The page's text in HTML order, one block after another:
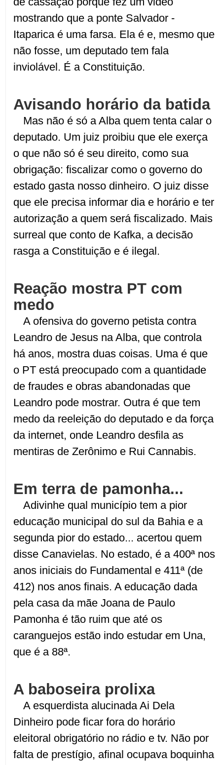
mostrando que a ponte Salvador -
Itaparica é uma farsa. Ela é e, mesmo que
não fosse, um deputado tem fala
inviolável. É a Constituição.
Avisando horário da batida
Mas não é só a Alba quem tenta calar o
deputado. Um juiz proibiu que ele exerça
o que não só é seu direito, como sua
obrigação: fiscalizar como o governo do
estado gasta nosso dinheiro. O juiz disse
que ele precisa informar dia e horário e ter
autorização a quem será fiscalizado. Mais
surreal que conto de Kafka, a decisão
rasga a Constituição e é ilegal.
Reação mostra PT com
medo
A ofensiva do governo petista contra
Leandro de Jesus na Alba, que controla
há anos, mostra duas coisas. Uma é que
o PT está preocupado com a quantidade
de fraudes e obras abandonadas que
Leandro pode mostrar. Outra é que tem
medo da reeleição do deputado e da força
da internet, onde Leandro desfila as
mentiras de Zerônimo e Rui Cannabis.
Em terra de pamonha...
Adivinhe qual município tem a pior
educação municipal do sul da Bahia e a
segunda pior do estado... acertou quem
disse Canavielas. No estado, é a 400ª nos
anos iniciais do Fundamental e 411ª (de
412) nos anos finais. A educação dada
pela casa da mãe Joana de Paulo
Pamonha é tão ruim que até os
caranguejos estão indo estudar em Una,
que é a 88ª.
A baboseira prolixa
A esquerdista alucinada Ai Dela
Dinheiro pode ficar fora do horário
eleitoral obrigatório no rádio e tv. Não por
falta de prestígio, afinal ocupava boquinha